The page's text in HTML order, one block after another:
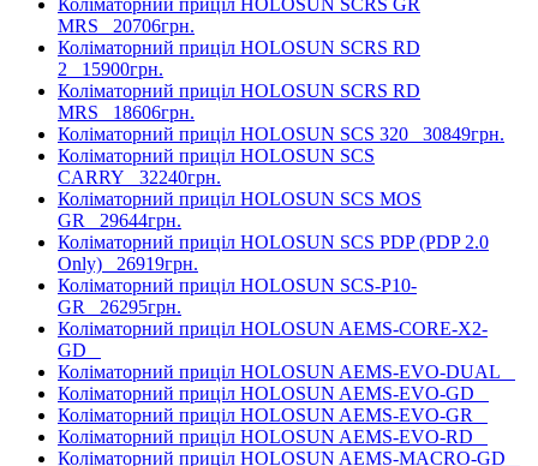
Коліматорний приціл HOLOSUN SCRS GR
MRS 20706грн.
Коліматорний приціл HOLOSUN SCRS RD
2 15900грн.
Коліматорний приціл HOLOSUN SCRS RD
MRS 18606грн.
Коліматорний приціл HOLOSUN SCS 320 30849грн.
Коліматорний приціл HOLOSUN SCS
CARRY 32240грн.
Коліматорний приціл HOLOSUN SCS MOS
GR 29644грн.
Коліматорний приціл HOLOSUN SCS PDP (PDP 2.0
Only) 26919грн.
Коліматорний приціл HOLOSUN SCS-P10-
GR 26295грн.
Коліматорний приціл HOLOSUN AEMS-CORE-X2-
GD
Коліматорний приціл HOLOSUN AEMS-EVO-DUAL
Коліматорний приціл HOLOSUN AEMS-EVO-GD
Коліматорний приціл HOLOSUN AEMS-EVO-GR
Коліматорний приціл HOLOSUN AEMS-EVO-RD
Коліматорний приціл HOLOSUN AEMS-MACRO-GD